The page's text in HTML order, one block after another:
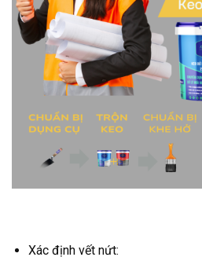
Xác định vết nứt: